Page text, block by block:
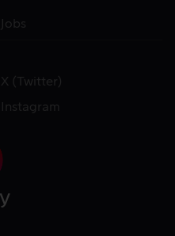
Jobs
X (Twitter)
Instagram